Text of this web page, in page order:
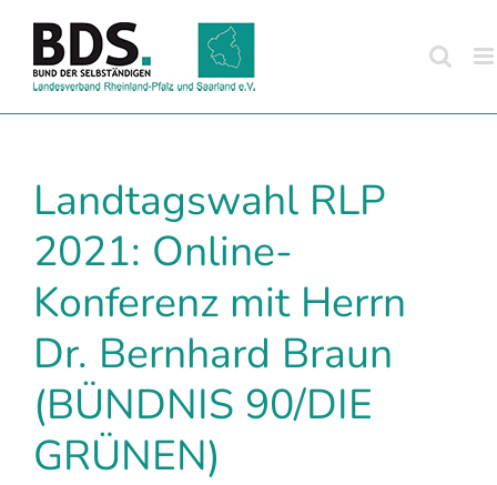
Inhalt
springen
Landtagswahl RLP
2021: Online-
Konferenz mit Herrn
Dr. Bernhard Braun
(BÜNDNIS 90/DIE
GRÜNEN)